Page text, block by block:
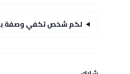
لكم شخص تكفي وصفة